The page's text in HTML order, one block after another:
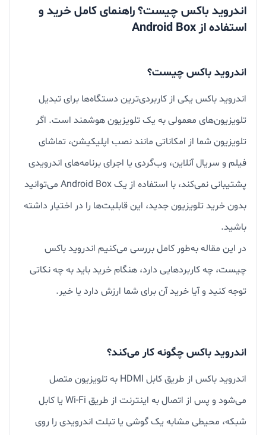
اندروید باکس چیست؟ راهنمای کامل خرید و
استفاده از Android Box
اندروید باکس چیست؟
اندروید باکس یکی از کاربردی‌ترین دستگاه‌ها برای تبدیل
تلویزیون‌های معمولی به یک تلویزیون هوشمند است. اگر
تلویزیون شما از امکاناتی مانند نصب اپلیکیشن، تماشای
فیلم و سریال آنلاین، وب‌گردی یا اجرای برنامه‌های اندرویدی
پشتیبانی نمی‌کند، با استفاده از یک Android Box می‌توانید
بدون خرید تلویزیون جدید، این قابلیت‌ها را در اختیار داشته
باشید.
در این مقاله به‌طور کامل بررسی می‌کنیم اندروید باکس
چیست، چه کاربردهایی دارد، هنگام خرید باید به چه نکاتی
توجه کنید و آیا خرید آن برای شما ارزش دارد یا خیر.
اندروید باکس چگونه کار می‌کند؟
اندروید باکس از طریق کابل HDMI به تلویزیون متصل
می‌شود و پس از اتصال به اینترنت از طریق Wi-Fi یا کابل
شبکه، محیطی مشابه یک گوشی یا تبلت اندرویدی را روی